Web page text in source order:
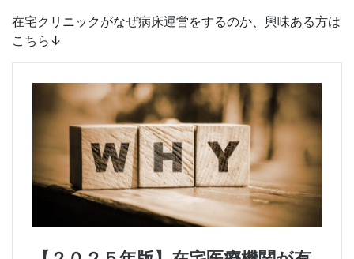
在宅クリニックがなぜ病床運営をするのか、興味ある方は
こちら↓